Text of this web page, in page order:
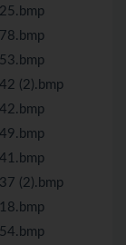
(2).bmp
(2).bmp